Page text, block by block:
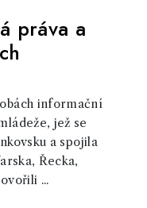
práva a
informační
jež se
a spojila
Řecka,
...